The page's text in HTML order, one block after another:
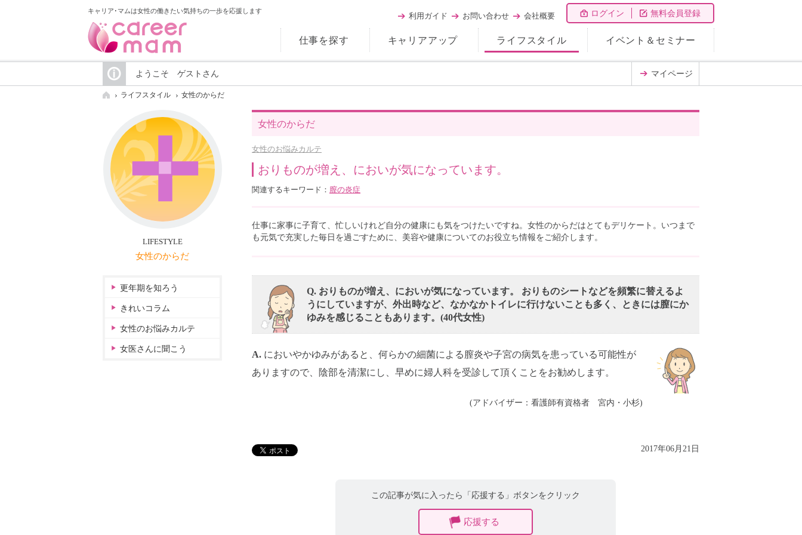
キャリア･マムは女性の働きたい気持ちの一歩を応援します ログイン 無料会員登録
仕事を探す キャリアアップ ライフスタイル イベント＆セミナー
利用ガイド お問い合わせ 会社概要
ようこそ ゲストさん マイページ
ライフスタイル 女性のからだ
女性のからだ
女性のお悩みカルテ
おりものが増え、においが気になっています。
関連するキーワード： 膣の炎症
仕事に家事に子育て、忙しいけれど自分の健康にも気をつけたいですね。女性のからだはとてもデリケート。いつまで
も元気で充実した毎日を過ごすために、美容や健康についてのお役立ち情報をご紹介します。
Q. おりものが増え、においが気になっています。 おりものシートなどを頻繁に替えるよ
うにしていますが、外出時など、なかなかトイレに行けないことも多く、ときには膣にか
ゆみを感じることもあります。(40代女性)
A. においやかゆみがあると、何らかの細菌による膣炎や子宮の病気を患っている可能性が
ありますので、陰部を清潔にし、早めに婦人科を受診して頂くことをお勧めします。
(アドバイザー：看護師有資格者 宮内・小杉)
2017年06月21日
この記事が気に入ったら「応援する」ボタンをクリック
応援する
LIFESTYLE
女性のからだ
更年期を知ろう
きれいコラム
女性のお悩みカルテ
女医さんに聞こう